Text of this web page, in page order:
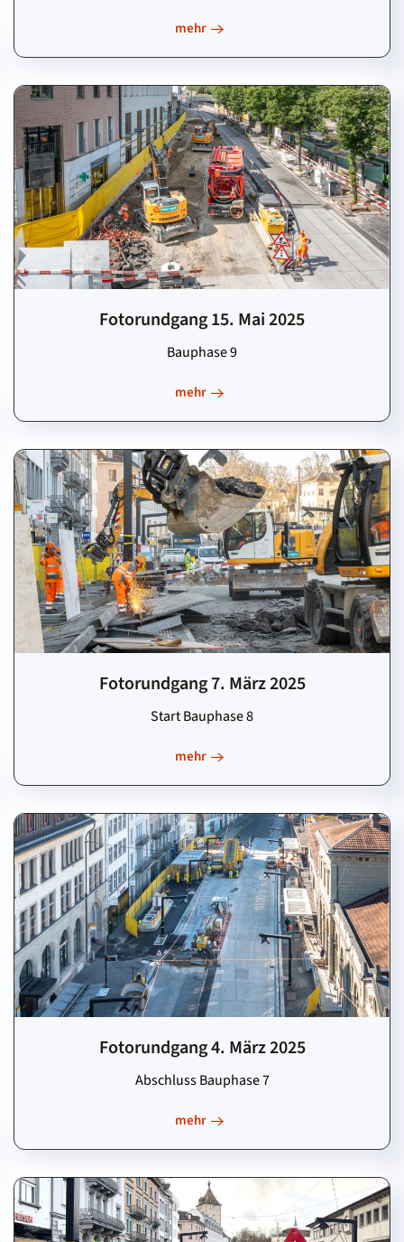
mehr
Fotorundgang 15. Mai 2025
Bauphase 9
mehr
Fotorundgang 7. März 2025
Start Bauphase 8
mehr
Fotorundgang 4. März 2025
Abschluss Bauphase 7
mehr